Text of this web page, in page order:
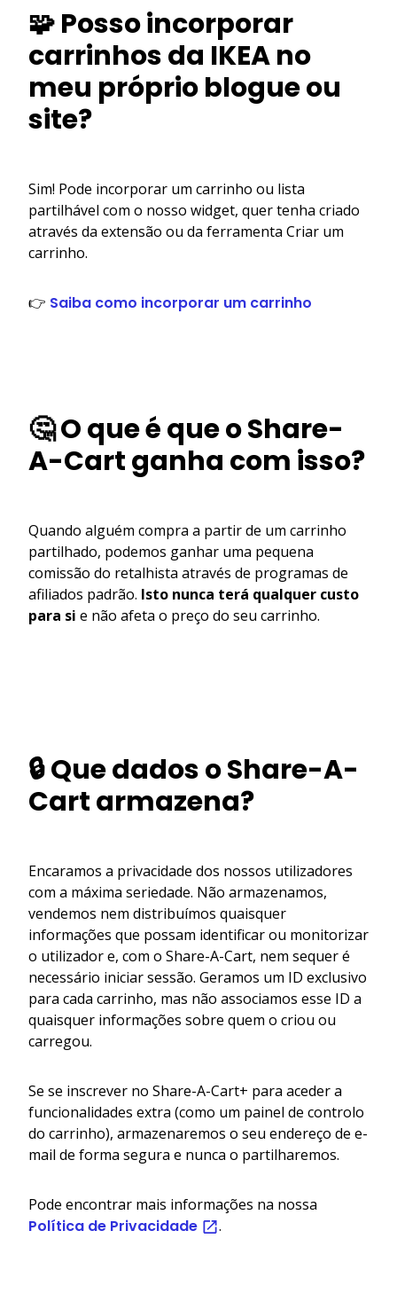
🧩 Posso incorporar
carrinhos da IKEA no
meu próprio blogue ou
site?
Sim! Pode incorporar um carrinho ou lista
partilhável com o nosso widget, quer tenha criado
através da extensão ou da ferramenta Criar um
carrinho.
👉 Saiba como incorporar um carrinho
🤔 O que é que o Share-
A-Cart ganha com isso?
Quando alguém compra a partir de um carrinho
partilhado, podemos ganhar uma pequena
comissão do retalhista através de programas de
afiliados padrão. Isto nunca terá qualquer custo
para si e não afeta o preço do seu carrinho.
🔒 Que dados o Share-A-
Cart armazena?
Encaramos a privacidade dos nossos utilizadores
com a máxima seriedade. Não armazenamos,
vendemos nem distribuímos quaisquer
informações que possam identificar ou monitorizar
o utilizador e, com o Share-A-Cart, nem sequer é
necessário iniciar sessão. Geramos um ID exclusivo
para cada carrinho, mas não associamos esse ID a
quaisquer informações sobre quem o criou ou
carregou.
Se se inscrever no Share-A-Cart+ para aceder a
funcionalidades extra (como um painel de controlo
do carrinho), armazenaremos o seu endereço de e-
mail de forma segura e nunca o partilharemos.
Pode encontrar mais informações na nossa
Política de Privacidade .